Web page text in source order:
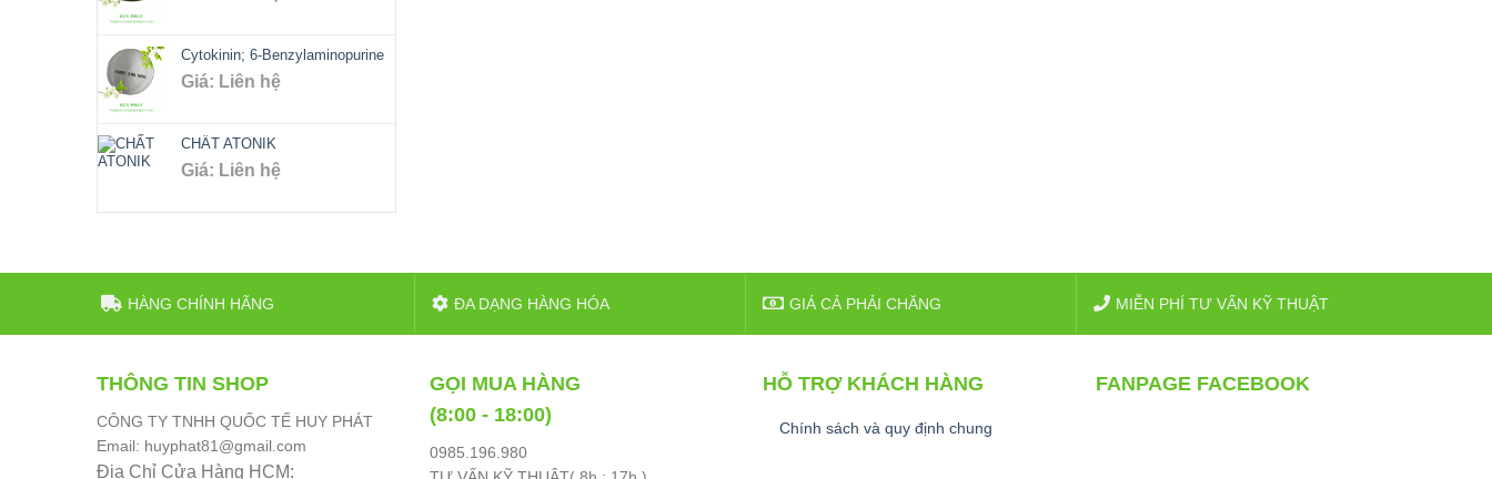
Cytokinin; 6-Benzylaminopurine
Giá: Liên hệ
CHẤT ATONIK
Giá: Liên hệ
HÀNG CHÍNH HÃNG ĐA DẠNG HÀNG HÓA GIÁ CẢ PHẢI CHĂNG MIỄN PHÍ TƯ VẤN KỸ THUẬT
THÔNG TIN SHOP
CÔNG TY TNHH QUỐC TẾ HUY PHÁT
Email: huyphat81@gmail.com
Địa Chỉ Cửa Hàng HCM:
GỌI MUA HÀNG
(8:00 - 18:00)
0985.196.980
HỖ TRỢ KHÁCH HÀNG
Chính sách và quy định chung
FANPAGE FACEBOOK